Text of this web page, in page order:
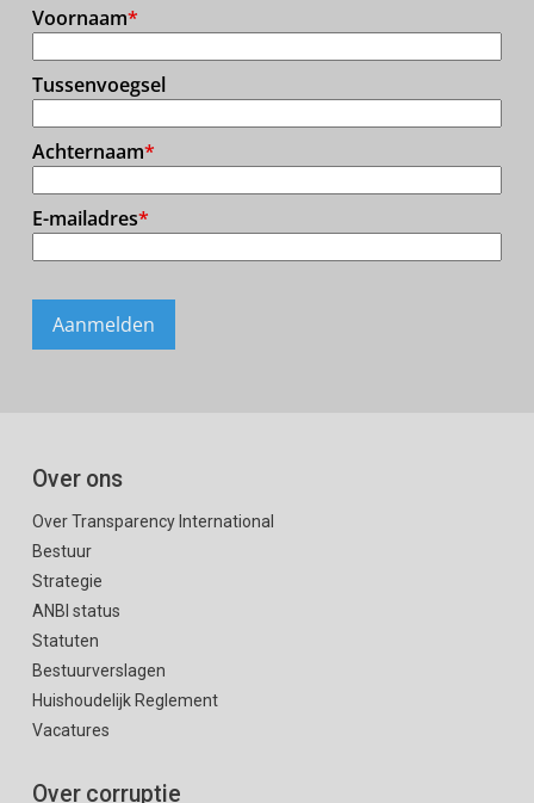
Over ons
Over Transparency International
Bestuur
Strategie
ANBI status
Statuten
Bestuurverslagen
Huishoudelijk Reglement
Vacatures
Over corruptie